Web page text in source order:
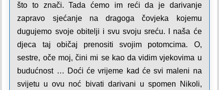
što to znači. Tada ćemo im reći da je darivanje
zapravo sjećanje na dragoga čovjeka kojemu
dugujemo svoje obitelji i svu svoju sreću. I naša će
djeca taj običaj prenositi svojim potomcima. O,
sestre, oče moj, čini mi se kao da vidim vjekovima u
budućnost … Doći će vrijeme kad će svi maleni na
svijetu u ovu noć bivati darivani u spomen Nikoli,